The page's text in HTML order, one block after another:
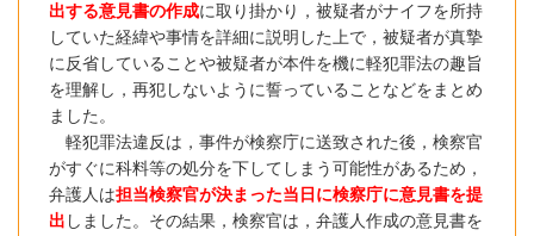
出する意見書の作成に取り掛かり，被疑者がナイフを所持
していた経緯や事情を詳細に説明した上で，被疑者が真摯
に反省していることや被疑者が本件を機に軽犯罪法の趣旨
を理解し，再犯しないように誓っていることなどをまとめ
ました。
軽犯罪法違反は，事件が検察庁に送致された後，検察官
がすぐに科料等の処分を下してしまう可能性があるため，
弁護人は担当検察官が決まった当日に検察庁に意見書を提
出 しました。その結果， 検察官は，弁護人作成の意見書を